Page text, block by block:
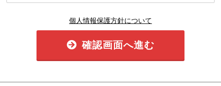
個人情報保護方針について
確認画面へ進む